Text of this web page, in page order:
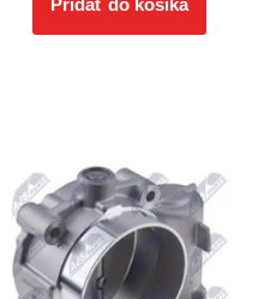
Pridať do košíka